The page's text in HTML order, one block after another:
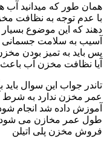
همان طور که میدانید آب
با عدم توجه به نظافت
دهند که این موضوع
آسیب به سلامت جسمانی
پس باید به تمیز بودن
آیا نظافت مخزن آب
تاندر جواب این سوال
عمر مخزن ندارد به
آموزش داده شد انجام
طول عمر مخازن می
فروش مخزن پلی اتیلن